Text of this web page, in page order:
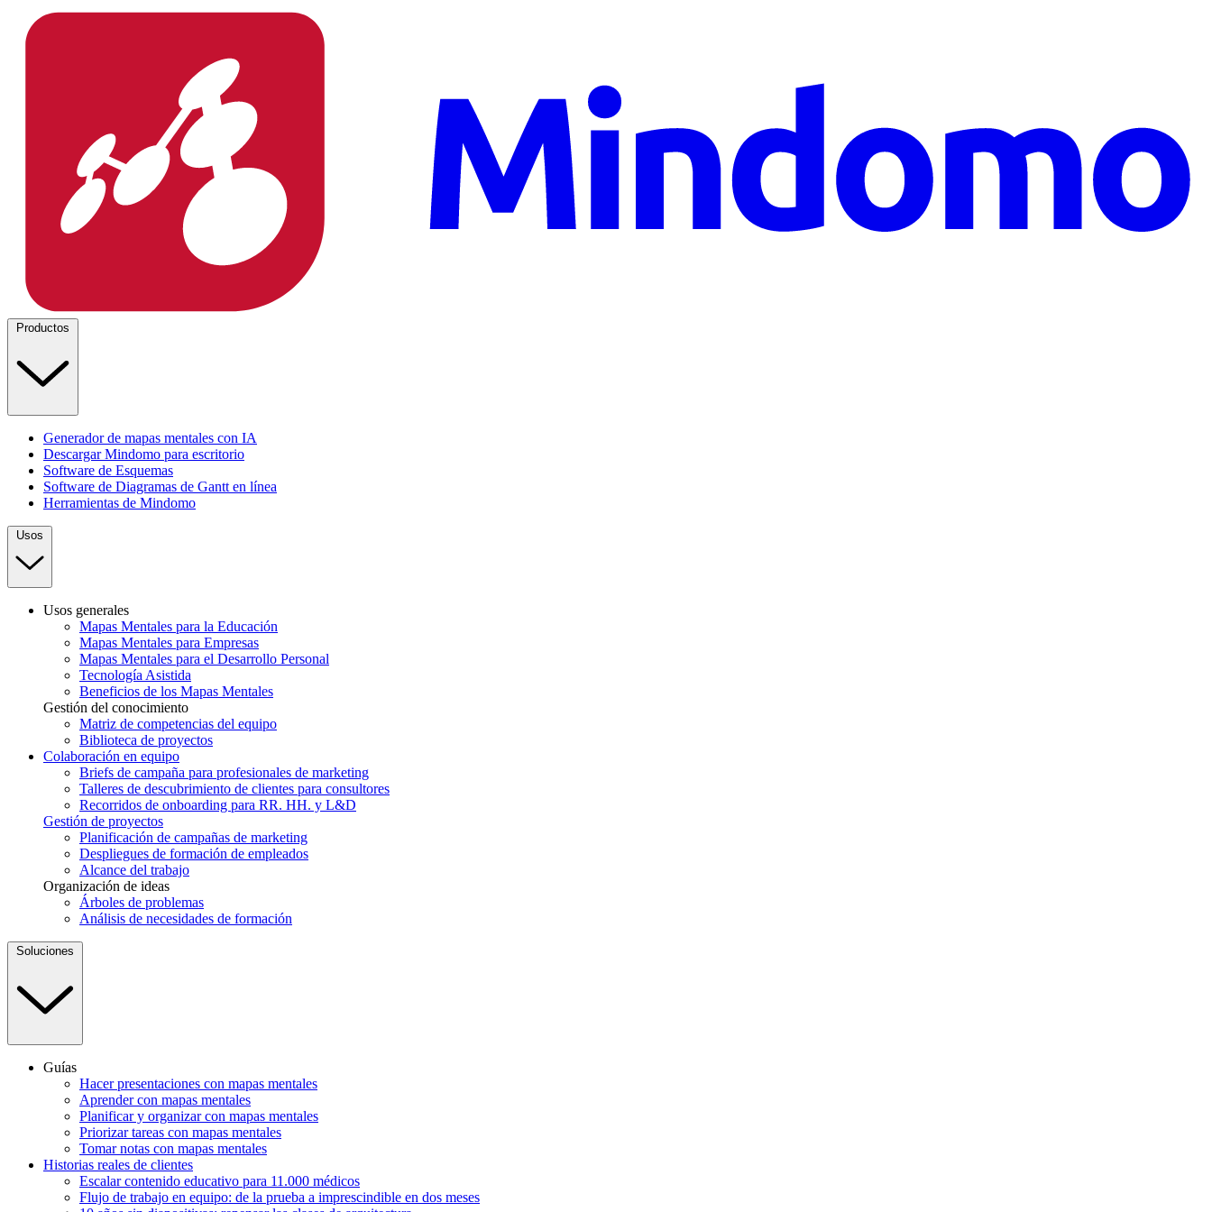
Productos
Generador de mapas mentales con IA
Descargar Mindomo para escritorio
Software de Esquemas
Software de Diagramas de Gantt en línea
Herramientas de Mindomo
Usos
Usos generales
Mapas Mentales para la Educación
Mapas Mentales para Empresas
Mapas Mentales para el Desarrollo Personal
Tecnología Asistida
Beneficios de los Mapas Mentales
Gestión del conocimiento
Matriz de competencias del equipo
Biblioteca de proyectos
Colaboración en equipo
Briefs de campaña para profesionales de marketing
Talleres de descubrimiento de clientes para consultores
Recorridos de onboarding para RR. HH. y L&D
Gestión de proyectos
Planificación de campañas de marketing
Despliegues de formación de empleados
Alcance del trabajo
Organización de ideas
Árboles de problemas
Análisis de necesidades de formación
Soluciones
Guías
Hacer presentaciones con mapas mentales
Aprender con mapas mentales
Planificar y organizar con mapas mentales
Priorizar tareas con mapas mentales
Tomar notas con mapas mentales
Historias reales de clientes
Escalar contenido educativo para 11.000 médicos
Flujo de trabajo en equipo: de la prueba a imprescindible en dos meses